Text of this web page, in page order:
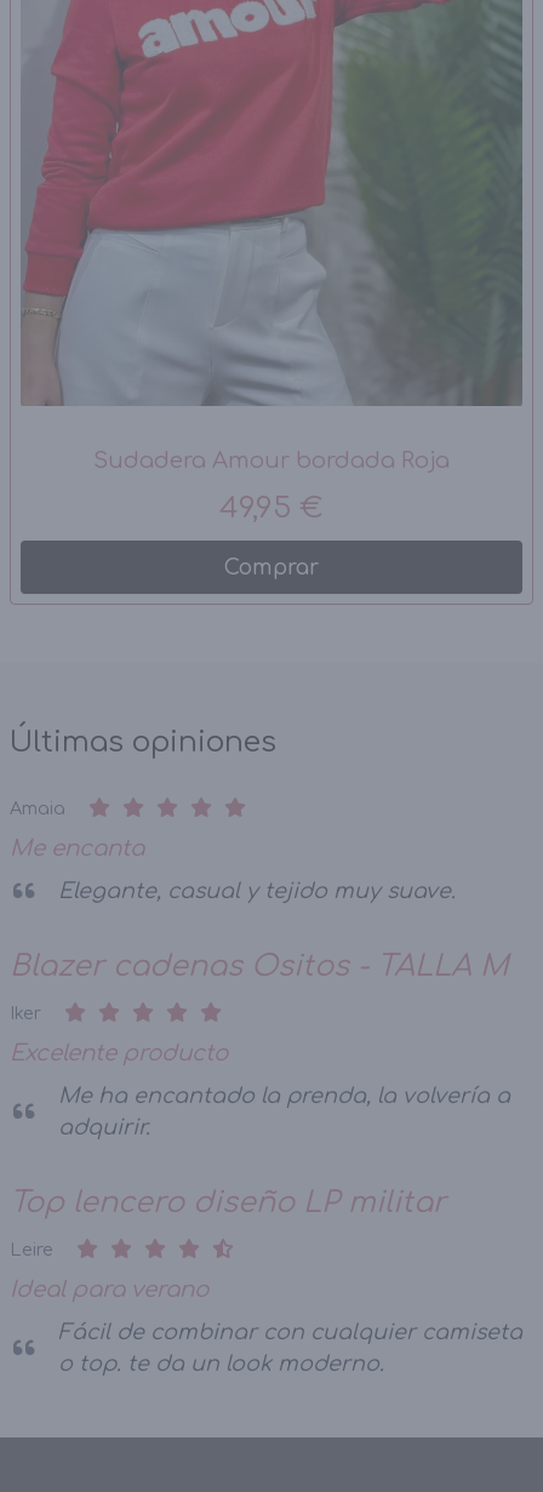
Sudadera Amour bordada Roja
49,95 €
Comprar
Últimas opiniones
Amaia
Me encanta
Elegante, casual y tejido muy suave.
Blazer cadenas Ositos - TALLA M
Iker
Excelente producto
Me ha encantado la prenda, la volvería a
adquirir.
Top lencero diseño LP militar
Leire
Ideal para verano
Fácil de combinar con cualquier camiseta
o top. te da un look moderno.